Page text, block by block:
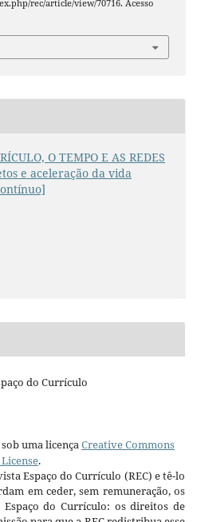
rec/article/view/70716. Acesso
O TEMPO E AS REDES
e aceleração da vida
do Currículo
uma licençaCreative Commons
.
Espaço do Currículo (REC) e tê-lo
em ceder, sem remuneração, os
do Currículo: os direitos de